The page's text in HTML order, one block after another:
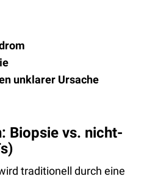
unklarer Ursache
Biopsie vs. nicht-
traditionell durch eine